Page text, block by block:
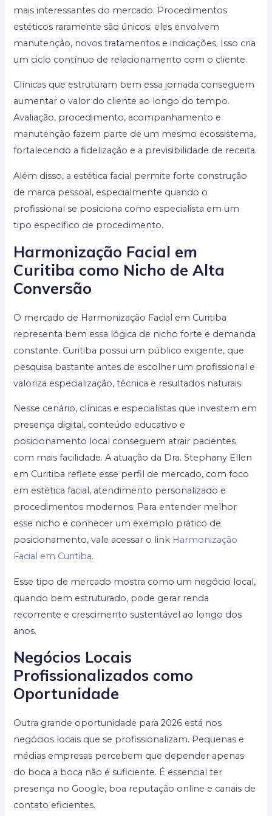
mais interessantes do mercado. Procedimentos
estéticos raramente são únicos; eles envolvem
manutenção, novos tratamentos e indicações. Isso cria
um ciclo contínuo de relacionamento com o cliente.
Clínicas que estruturam bem essa jornada conseguem
aumentar o valor do cliente ao longo do tempo.
Avaliação, procedimento, acompanhamento e
manutenção fazem parte de um mesmo ecossistema,
fortalecendo a fidelização e a previsibilidade de receita.
Além disso, a estética facial permite forte construção
de marca pessoal, especialmente quando o
profissional se posiciona como especialista em um
tipo específico de procedimento.
Harmonização Facial em
Curitiba como Nicho de Alta
Conversão
O mercado de Harmonização Facial em Curitiba
representa bem essa lógica de nicho forte e demanda
constante. Curitiba possui um público exigente, que
pesquisa bastante antes de escolher um profissional e
valoriza especialização, técnica e resultados naturais.
Nesse cenário, clínicas e especialistas que investem em
presença digital, conteúdo educativo e
posicionamento local conseguem atrair pacientes
com mais facilidade. A atuação da Dra. Stephany Ellen
em Curitiba reflete esse perfil de mercado, com foco
em estética facial, atendimento personalizado e
procedimentos modernos. Para entender melhor
esse nicho e conhecer um exemplo prático de
posicionamento, vale acessar o link Harmonização
Facial em Curitiba.
Esse tipo de mercado mostra como um negócio local,
quando bem estruturado, pode gerar renda
recorrente e crescimento sustentável ao longo dos
anos.
Negócios Locais
Profissionalizados como
Oportunidade
Outra grande oportunidade para 2026 está nos
negócios locais que se profissionalizam. Pequenas e
médias empresas percebem que depender apenas
do boca a boca não é suficiente. É essencial ter
presença no Google, boa reputação online e canais de
contato eficientes.